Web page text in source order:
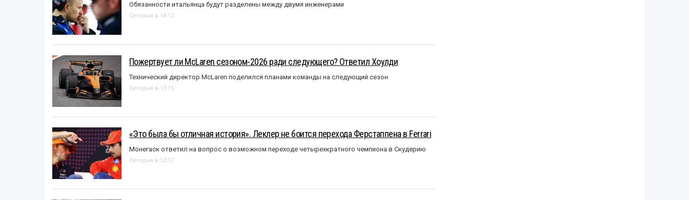
Обязанности итальянца будут разделены между двумя инженерами
Сегодня в 14:12
Пожертвует ли McLaren сезоном-2026 ради следующего? Ответил Хоулди
Технический директор McLaren поделился планами команды на следующий сезон
Сегодня в 13:15
«Это была бы отличная история». Леклер не боится перехода Ферстаппена в Ferrari
Монегаск ответил на вопрос о возможном переходе четырехкратного чемпиона в Скудерию
Сегодня в 12:17